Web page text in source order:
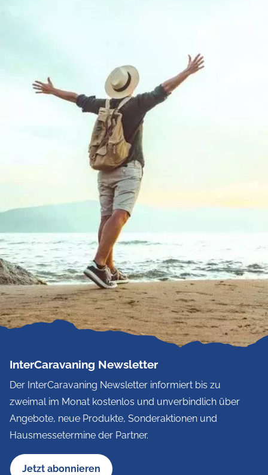
InterCaravaning Newsletter
Der InterCaravaning Newsletter informiert bis zu
zweimal im Monat kostenlos und unverbindlich über
Angebote, neue Produkte, Sonderaktionen und
Hausmessetermine der Partner.
Jetzt abonnieren